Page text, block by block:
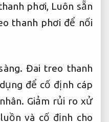
phơi, Luôn sẵn
thanh phơi để nối
Đai treo thanh
để cố định cáp
Giảm rủi ro xử
và cố định cho